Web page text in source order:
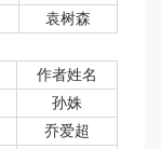
袁树森
作者姓名
孙姝
乔爱超